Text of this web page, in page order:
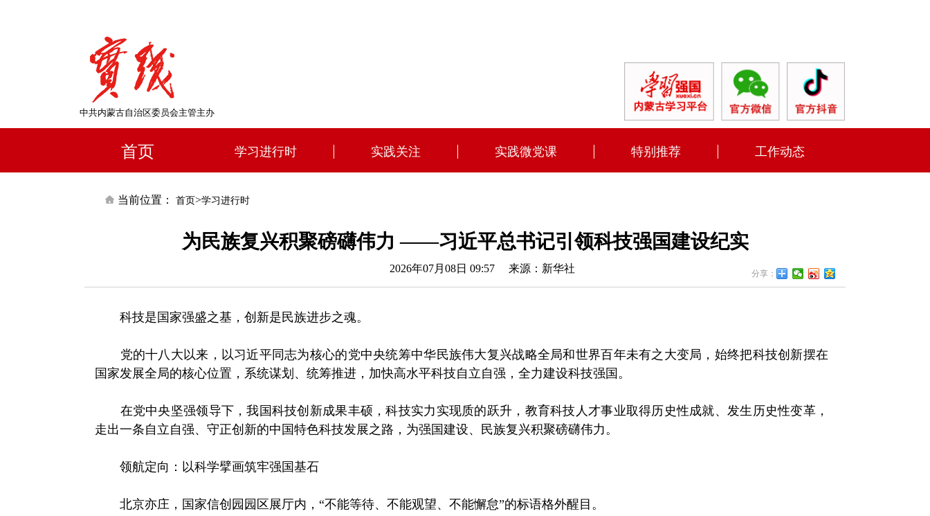
中共内蒙古自治区委员会主管主办
首页 学习进行时 实践关注 实践微党课 特别推荐 工作动态
当前位置： 首页>学习进行时
为民族复兴积聚磅礴伟力 ——习近平总书记引领科技强国建设纪实
2026年07月08日 09:57 来源：新华社 分享：
科技是国家强盛之基，创新是民族进步之魂。
党的十八大以来，以习近平同志为核心的党中央统筹中华民族伟大复兴战略全局和世界百年未有之大变局，始终把科技创新摆在
国家发展全局的核心位置，系统谋划、统筹推进，加快高水平科技自立自强，全力建设科技强国。
在党中央坚强领导下，我国科技创新成果丰硕，科技实力实现质的跃升，教育科技人才事业取得历史性成就、发生历史性变革，
走出一条自立自强、守正创新的中国特色科技发展之路，为强国建设、民族复兴积聚磅礴伟力。
领航定向：以科学擘画筑牢强国基石
北京亦庄，国家信创园园区展厅内，“不能等待、不能观望、不能懈怠”的标语格外醒目。